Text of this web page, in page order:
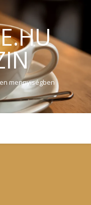
mennyiségben